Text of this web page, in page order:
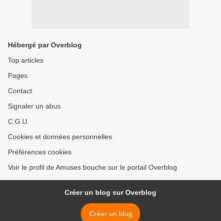
Hébergé par Overblog
Top articles
Pages
Contact
Signaler un abus
C.G.U.
Cookies et données personnelles
Préférences cookies
Voir le profil de Amuses bouche sur le portail Overblog
Créer un blog sur Overblog
Créer un blog